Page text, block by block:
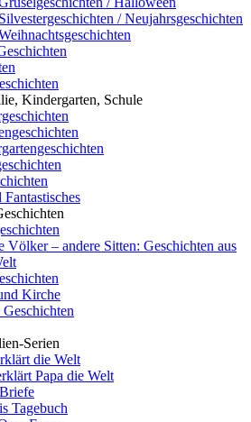
Silvestergeschichten / Neujahrsgeschichten
Kindergarten, Schule
Völker – andere Sitten: Geschichten aus
Kirche
Geschichten
Serien
die Welt
Papa die Welt
Tagebuch